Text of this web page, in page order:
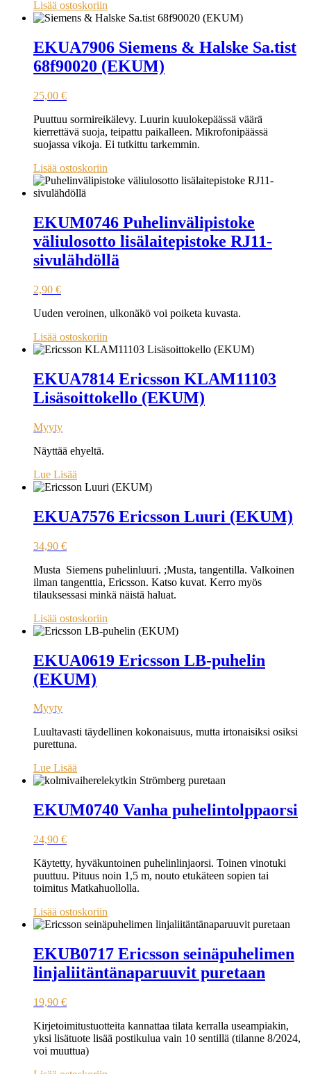
Lisää ostoskoriin
EKUA7906 Siemens & Halske Sa.tist
68f90020 (EKUM)
25,00 €
Puuttuu sormireikälevy. Luurin kuulokepäässä väärä
kierrettävä suoja, teipattu paikalleen. Mikrofonipäässä
suojassa vikoja. Ei tutkittu tarkemmin.
Lisää ostoskoriin
EKUM0746 Puhelinvälipistoke
väliulosotto lisälaitepistoke RJ11-
sivulähdöllä
2,90 €
Uuden veroinen, ulkonäkö voi poiketa kuvasta.
Lisää ostoskoriin
EKUA7814 Ericsson KLAM11103
Lisäsoittokello (EKUM)
Myyty
Näyttää ehyeltä.
Lue Lisää
EKUA7576 Ericsson Luuri (EKUM)
34,90 €
Musta Siemens puhelinluuri. ;Musta, tangentilla. Valkoinen
ilman tangenttia, Ericsson. Katso kuvat. Kerro myös
tilauksessasi minkä näistä haluat.
Lisää ostoskoriin
EKUA0619 Ericsson LB-puhelin
(EKUM)
Myyty
Luultavasti täydellinen kokonaisuus, mutta irtonaisiksi osiksi
purettuna.
Lue Lisää
EKUM0740 Vanha puhelintolppaorsi
24,90 €
Käytetty, hyväkuntoinen puhelinlinjaorsi. Toinen vinotuki
puuttuu. Pituus noin 1,5 m, nouto etukäteen sopien tai
toimitus Matkahuollolla.
Lisää ostoskoriin
EKUB0717 Ericsson seinäpuhelimen
linjaliitäntänaparuuvit puretaan
19,90 €
Kirjetoimitustuotteita kannattaa tilata kerralla useampiakin,
yksi lisätuote lisää postikulua vain 10 sentillä (tilanne 8/2024,
voi muuttua)